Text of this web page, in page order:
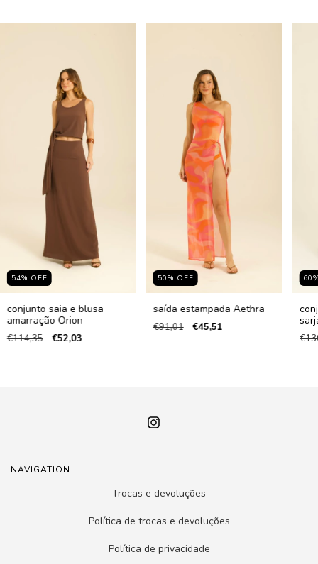
54% OFF
conjunto saia e blusa
amarração Orion
€114,35 €52,03
50% OFF
saída estampada Aethra
€91,01 €45,51
60
NAVIGATION
Trocas e devoluções
Política de trocas e devoluções
Política de privacidade